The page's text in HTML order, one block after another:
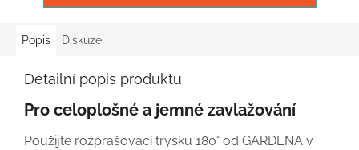
Popis Diskuze
Detailní popis produktu
Pro celoplošné a jemné zavlažování
Použijte rozprašovací trysku 180° od GARDENA v